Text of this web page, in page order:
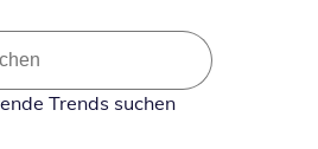
Trends suchen